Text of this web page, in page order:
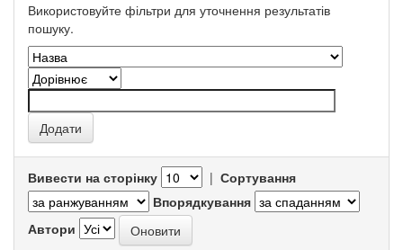
Використовуйте фільтри для уточнення результатів
пошуку.
Вивести на сторінку | Сортування
Впорядкування
Автори